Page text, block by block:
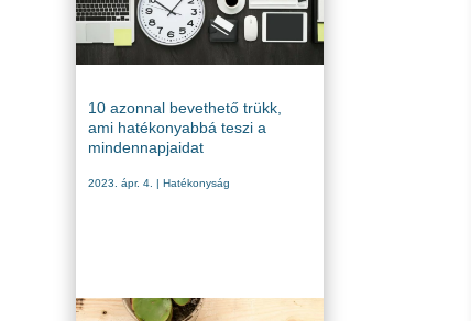
10 azonnal bevethető trükk,
ami hatékonyabbá teszi a
mindennapjaidat
2023. ápr. 4. Hatékonyság